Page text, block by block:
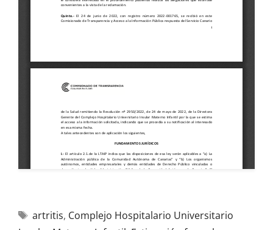
artritis, Complejo Hospitalario Universitario